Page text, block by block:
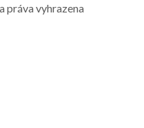
práva vyhrazena